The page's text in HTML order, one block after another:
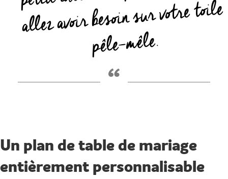
allez avoir besoin sur votre toile
pêle-mêle.
“
Un plan de table de mariage
entièrement personnalisable